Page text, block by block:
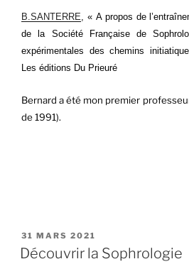
B.SANTERRE , « A propos de
de la Société Française de
expérimentales des chemins
Les éditions Du Prieuré
Bernard a été mon premier
de 1991).
PUBLIÉ
LE
31 MARS 2021
Découvrir la Sophrologie